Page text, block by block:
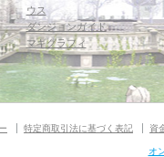
ウス
ダンジョンガイド
マギグラフィ
特定商取引法に基づく表記 資
オ